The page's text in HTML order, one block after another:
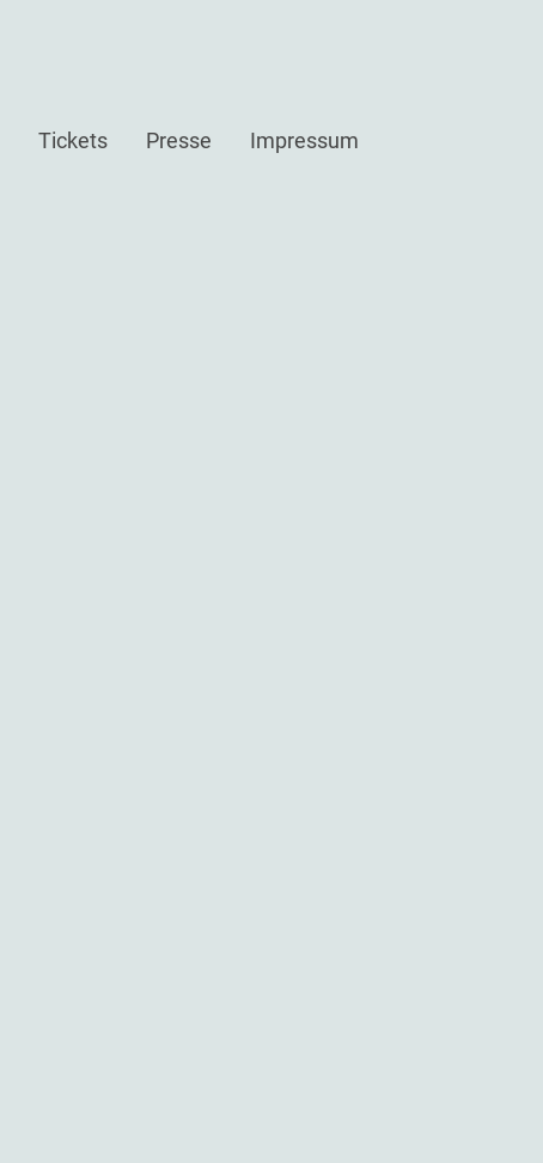
Tickets Presse
Impressum